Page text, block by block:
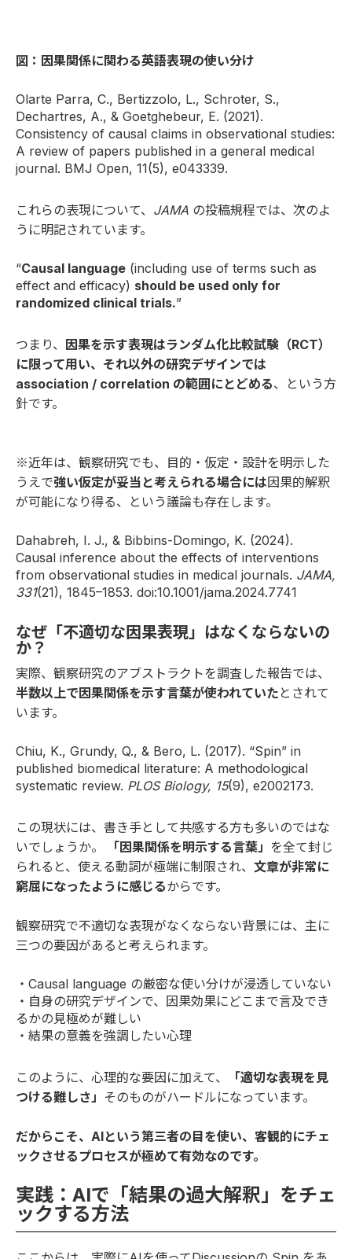
図：因果関係に関わる英語表現の使い分け
Olarte Parra, C., Bertizzolo, L., Schroter, S.,
Dechartres, A., & Goetghebeur, E. (2021).
Consistency of causal claims in observational studies:
A review of papers published in a general medical
journal. BMJ Open, 11(5), e043339.
これらの表現について、 JAMA の投稿規程では、次のよ
うに明記されています。
“Causal language (including use of terms such as
effect and efficacy) should be used only for
randomized clinical trials.”
つまり、 因果を示す表現はランダム化比較試験（RCT）
に限って用い、それ以外の研究デザインでは
association / correlation の範囲にとどめる、という方
針です。
※近年は、観察研究でも、目的・仮定・設計を明示した
うえで強い仮定が妥当と考えられる場合には因果的解釈
が可能になり得る、という議論も存在します。
Dahabreh, I. J., & Bibbins-Domingo, K. (2024).
Causal inference about the effects of interventions
from observational studies in medical journals. JAMA,
331(21), 1845–1853. doi:10.1001/jama.2024.7741
なぜ「不適切な因果表現」はなくならないの
か？
実際、観察研究のアブストラクトを調査した報告では、
半数以上で因果関係を示す言葉が使われていた とされて
います。
Chiu, K., Grundy, Q., & Bero, L. (2017). “Spin” in
published biomedical literature: A methodological
systematic review. PLOS Biology, 15(9), e2002173.
この現状には、書き手として共感する方も多いのではな
いでしょうか。
「因果関係を明示する言葉」 を全て封じ
られると、使える動詞が極端に制限され、 文章が非常に
窮屈になったように感じるからです。
観察研究で不適切な表現がなくならない背景には、主に
三つの要因があると考えられます。
・Causal language の厳密な使い分けが浸透していない
・自身の研究デザインで、因果効果にどこまで言及でき
るかの見極めが難しい
・結果の意義を強調したい心理
このように、心理的な要因に加えて、
「適切な表現を見
つける難しさ」 そのものがハードルになっています。
だからこそ、AIという第三者の目を使い、客観的にチェ
ックさせるプロセスが極めて有効なのです。
実践：AIで「結果の過大解釈」をチェ
ックする方法